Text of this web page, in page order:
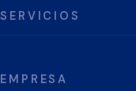
SERVICIOS
EMPRESA